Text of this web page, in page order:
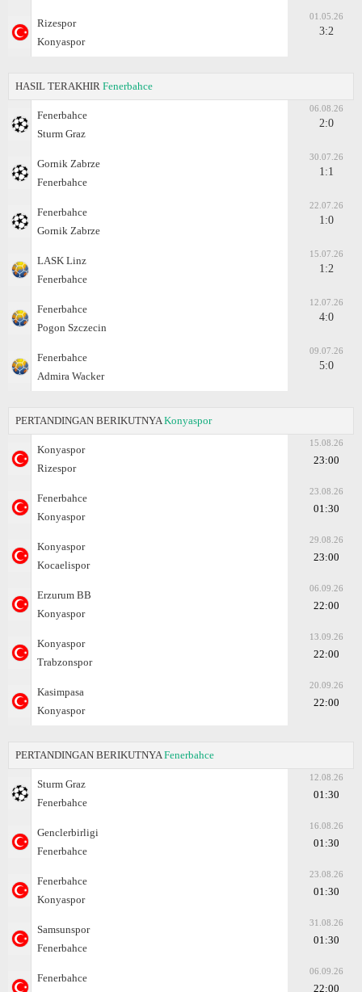
Rizespor
Konyaspor
01.05.26
3:2
HASIL TERAKHIR Fenerbahce
Fenerbahce
Sturm Graz
06.08.26
2:0
Gornik Zabrze
Fenerbahce
30.07.26
1:1
Fenerbahce
Gornik Zabrze
22.07.26
1:0
LASK Linz
Fenerbahce
15.07.26
1:2
Fenerbahce
Pogon Szczecin
12.07.26
4:0
Fenerbahce
Admira Wacker
09.07.26
5:0
PERTANDINGAN BERIKUTNYA Konyaspor
Konyaspor
Rizespor
15.08.26
23:00
Fenerbahce
Konyaspor
23.08.26
01:30
Konyaspor
Kocaelispor
29.08.26
23:00
Erzurum BB
Konyaspor
06.09.26
22:00
Konyaspor
Trabzonspor
13.09.26
22:00
Kasimpasa
Konyaspor
20.09.26
22:00
PERTANDINGAN BERIKUTNYA Fenerbahce
Sturm Graz
Fenerbahce
12.08.26
01:30
Genclerbirligi
Fenerbahce
16.08.26
01:30
Fenerbahce
Konyaspor
23.08.26
01:30
Samsunspor
Fenerbahce
31.08.26
01:30
Fenerbahce
06.09.26
22:00